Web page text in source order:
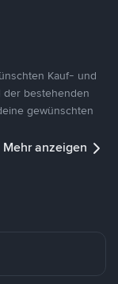
Kauf- und
der bestehenden
gewünschten
Mehr anzeigen